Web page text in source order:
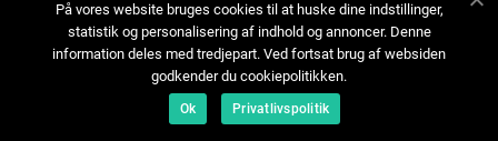
Cookies
Kontakta oss
Sitemap
På vores website bruges cookies til at huske dine indstillinger,
statistik og personalisering af indhold og annoncer. Denne
information deles med tredjepart. Ved fortsat brug af websiden
godkender du cookiepolitikken.
Ok Privatlivspolitik